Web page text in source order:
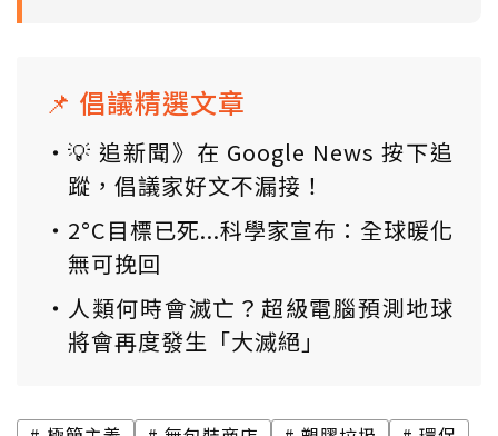
📌 倡議精選文章
💡 追新聞》在 Google News 按下追
蹤，倡議家好文不漏接！
2°C目標已死...科學家宣布：全球暖化
無可挽回
人類何時會滅亡？超級電腦預測地球
將會再度發生「大滅絕」